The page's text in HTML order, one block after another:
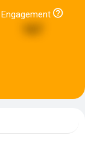
Engagement